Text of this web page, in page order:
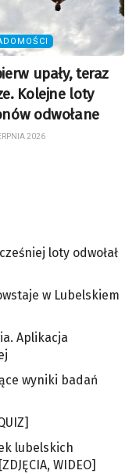
upały, teraz
Kolejne loty
odwołane
2026
loty odwołał
w Lubelskiem
Aplikacja
wyniki badań
lubelskich
WIDEO]